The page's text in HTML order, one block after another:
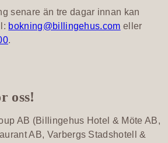
senare än tre dagar innan kan
bokning@billingehus.com eller
.
oss!
AB (Billingehus Hotel & Möte AB,
AB, Varbergs Stadshotell &